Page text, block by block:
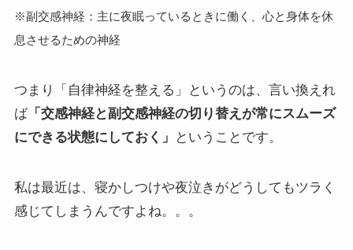
※副交感神経：主に夜眠っているときに働く、心と身体を休
息させるための神経
つまり「自律神経を整える」というのは、言い換えれ
ば「交感神経と副交感神経の切り替えが常にスムーズ
にできる状態にしておく」
ということです。
私は最近は、寝かしつけや夜泣きがどうしてもツラく
感じてしまうんですよね。。。